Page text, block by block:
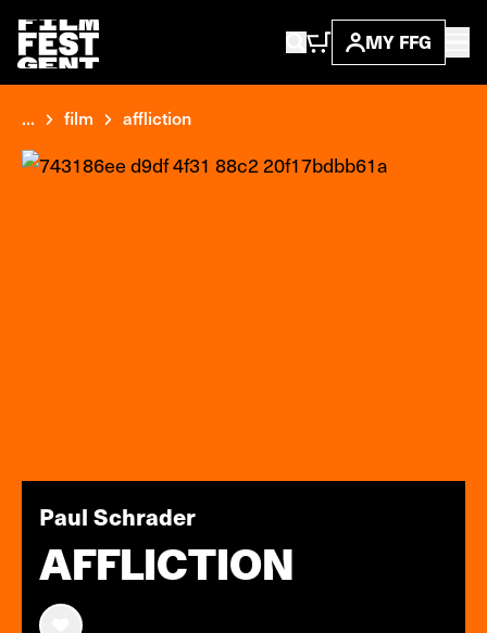
MY FFG
... film affliction
Paul Schrader
AFFLICTION